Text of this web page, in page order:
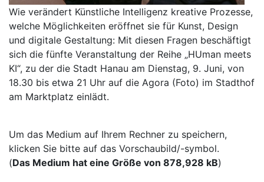
Wie verändert Künstliche Intelligenz kreative Prozesse,
welche Möglichkeiten eröffnet sie für Kunst, Design
und digitale Gestaltung: Mit diesen Fragen beschäftigt
sich die fünfte Veranstaltung der Reihe „HUman meets
KI“, zu der die Stadt Hanau am Dienstag, 9. Juni, von
18.30 bis etwa 21 Uhr auf die Agora (Foto) im Stadthof
am Marktplatz einlädt.
Um das Medium auf Ihrem Rechner zu speichern,
klicken Sie bitte auf das Vorschaubild/-symbol.
(Das Medium hat eine Größe von 878,928 kB)